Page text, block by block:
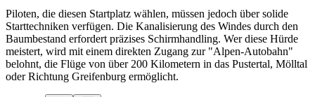
Piloten, die diesen Startplatz wählen, müssen jedoch über solide
Starttechniken verfügen. Die Kanalisierung des Windes durch den
Baumbestand erfordert präzises Schirmhandling. Wer diese Hürde
meistert, wird mit einem direkten Zugang zur "Alpen-Autobahn"
belohnt, die Flüge von über 200 Kilometern in das Pustertal, Mölltal
oder Richtung Greifenburg ermöglicht.